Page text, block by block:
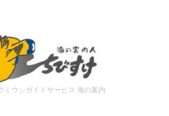
ミウシガイドサービス 海の案内